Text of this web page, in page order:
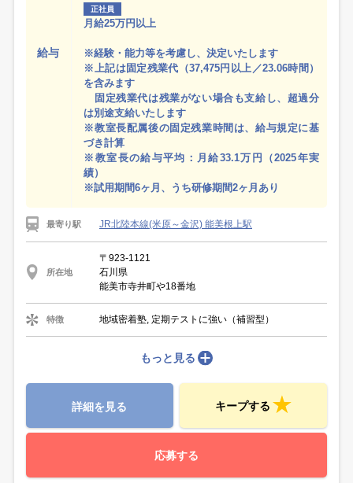
給与
正社員
月給25万円以上
※経験・能力等を考慮し、決定いたします
※上記は固定残業代（37,475円以上／23.06時間）
を含みます
固定残業代は残業がない場合も支給し、超過分
は別途支給いたします
※教室長配属後の固定残業時間は、給与規定に基
づき計算
※教室長の給与平均：月給33.1万円（2025年実
績）
※試用期間6ヶ月、うち研修期間2ヶ月あり
最寄り駅 JR北陸本線(米原～金沢) 能美根上駅
所在地
〒923-1121
石川県
能美市寺井町や18番地
特徴 地域密着塾, 定期テストに強い（補習型）
もっと見る
詳細を見る キープする
応募する